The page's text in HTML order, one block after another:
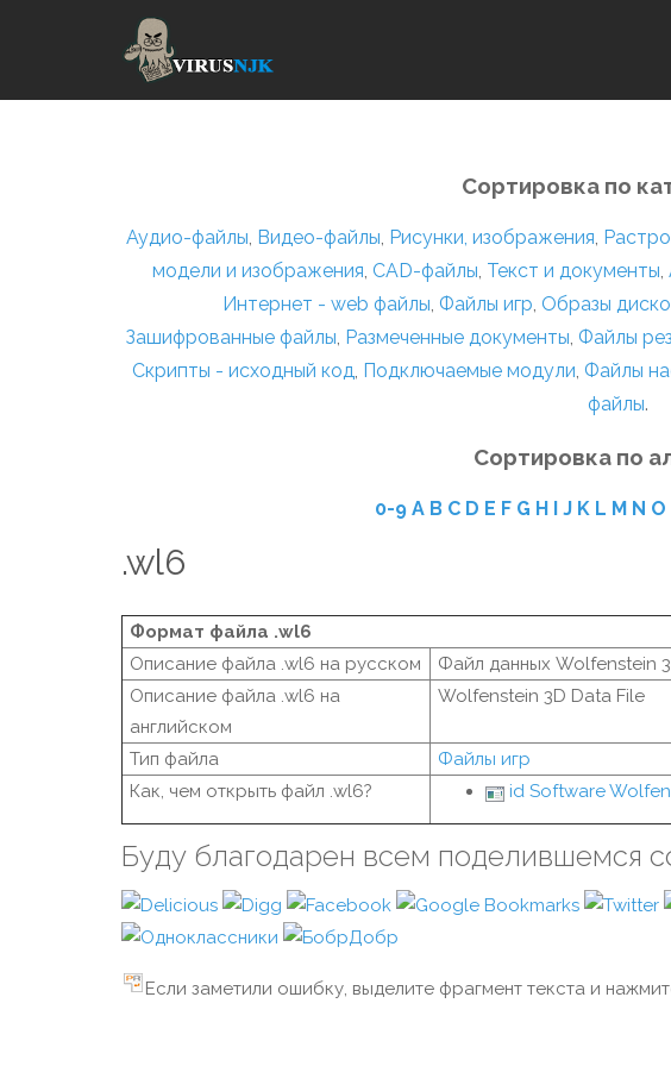
Сортировка по
Аудио-файлы, Видео-файлы, Рисунки, изображения,
модели и изображения, CAD-файлы, Текст и документы,
Интернет - web файлы, Файлы игр, Образы
Зашифрованные файлы, Размеченные документы, Файлы
Скрипты - исходный код, Подключаемые модули, Файлы
файлы.
Сортировка по
0-9 A B C D E F G H I J K L M N O
.wl6
Формат файла .wl6
Описание файла .wl6 на русском
Файл данных Wolfenstein
Описание файла .wl6 на
английском
Wolfenstein 3D Data File
Тип файла
Файлы игр
Как, чем открыть файл .wl6?
id Software
Буду благодарен всем поделившемся
Если заметили ошибку, выделите фрагмент текста и